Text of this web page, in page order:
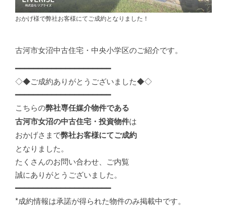
おかげ様で弊社お客様にてご成約となりました！
古河市女沼中古住宅・中央小学区のご紹介です。
━━━━━━━━━━━━━━━━━━━━━
◇◆ご成約ありがとうございました◆◇
━━━━━━━━━━━━━━━━━━━━━
こちらの弊社専任媒介物件である
古河市女沼の中古住宅・投資物件は
おかげさまで弊社お客様にてご成約
となりました。
たくさんのお問い合わせ、ご内覧
誠にありがとうございました。
━━━━━━━━━━━━━━━━━━━━━
*成約情報は承諾が得られた物件のみ掲載中です。